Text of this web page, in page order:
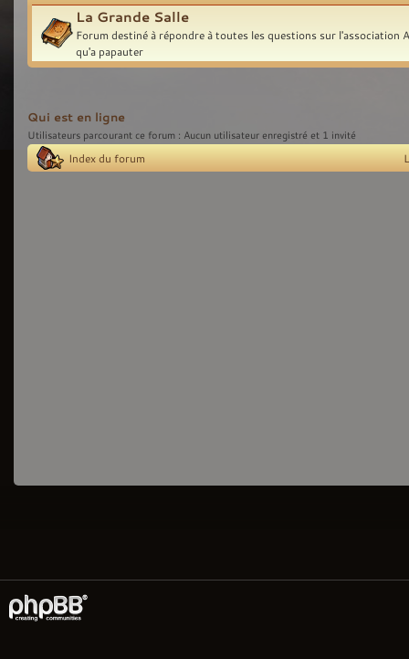
La Grande Salle
Forum destiné à répondre à toutes les questions sur l'association
qu'a papauter
Qui est en ligne
Utilisateurs parcourant ce forum : Aucun utilisateur enregistré et 1 invité
Index du forum